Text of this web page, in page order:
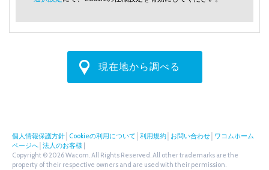
現在地から調べる
個人情報保護方針 Cookieの利用について 利用規約 お問い合わせ ワコムホーム
ページへ 法人のお客様
Copyright © 2026 Wacom. All Rights Reserved. All other trademarks are the
property of their respective owners and are used with their permission.